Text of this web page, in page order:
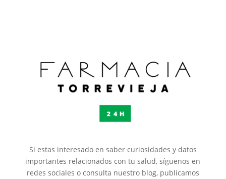
Si estas interesado en saber curiosidades y datos
importantes relacionados con tu salud, síguenos en
redes sociales o consulta nuestro blog, publicamos